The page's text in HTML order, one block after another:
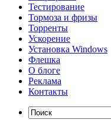
Тестирование
Тормоза и фризы
Торренты
Ускорение
Установка Windows
Флешка
О блоге
Реклама
Контакты